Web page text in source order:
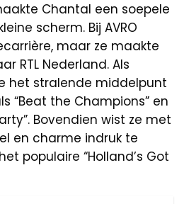
Chantal een soepele
scherm. Bij AVRO
maar ze maakte
RTL Nederland. Als
het stralende middelpunt
“Beat the Champions” en
Bovendien wist ze met
en charme indruk te
populaire “Holland’s Got